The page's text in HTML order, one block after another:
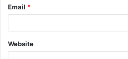
Email *
Website